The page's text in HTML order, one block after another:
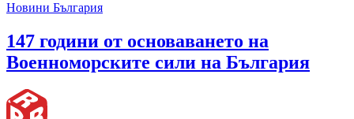
Новини България
147 години от основаването на
Военноморските сили на България